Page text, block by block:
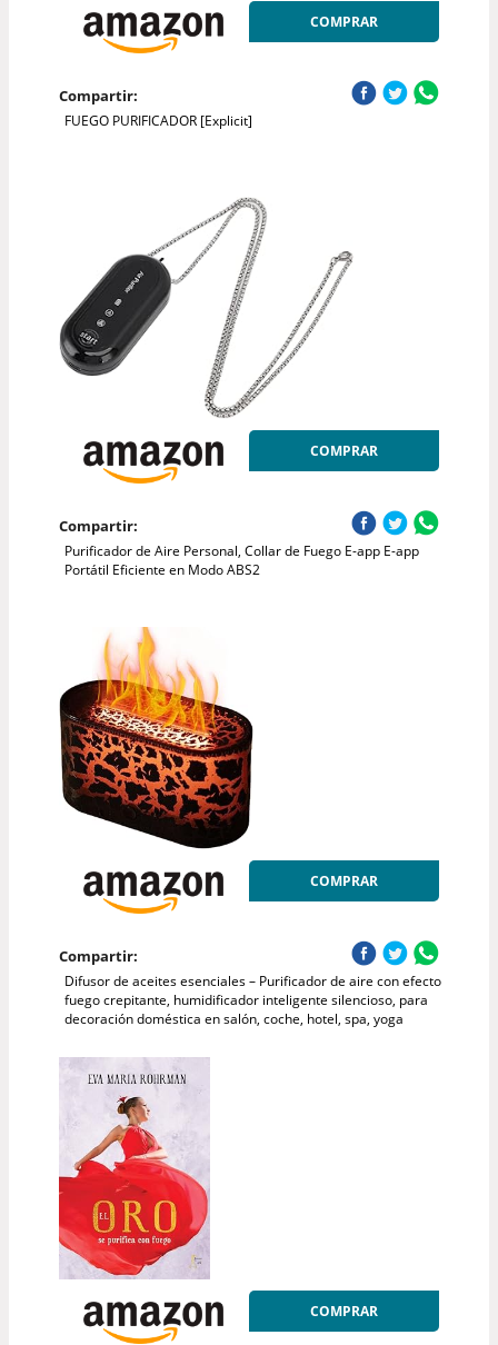
COMPRAR
Compartir:
FUEGO PURIFICADOR [Explicit]
COMPRAR
Compartir:
Purificador de Aire Personal, Collar de Fuego E-app E-app
Portátil Eficiente en Modo ABS2
COMPRAR
Compartir:
Difusor de aceites esenciales – Purificador de aire con efecto
fuego crepitante, humidificador inteligente silencioso, para
decoración doméstica en salón, coche, hotel, spa, yoga
COMPRAR